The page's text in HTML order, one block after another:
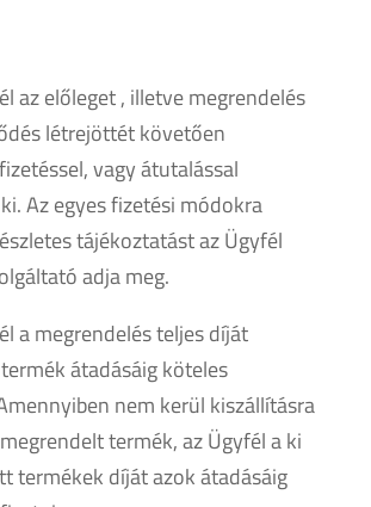
az előleget , illetve megrendelés
létrejöttét követően
vagy átutalással
Az egyes fizetési módokra
tájékoztatást az Ügyfél
adja meg.
a megrendelés teljes díját
átadásáig köteles
nem kerül kiszállításra
termék, az Ügyfél a ki
termékek díját azok átadásáig